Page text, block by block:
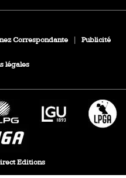
Correspondante Publicité
légales
Editions